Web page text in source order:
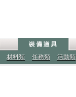
材料類 任務類 活動類